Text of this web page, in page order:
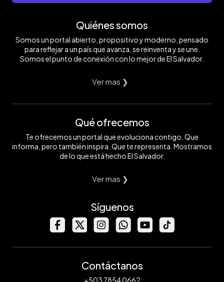
Quiénes somos
Somos un portal abierto, propositivo y moderno, pensado
para reflejar a un país que avanza, se reinventa y se une.
Somos el punto de conexión con lo mejor de El Salvador.
Ver mas ❯
Qué ofrecemos
Te ofrecemos un portal que evoluciona contigo. Que
informa, pero también inspira. Que te representa. Mostramos
de lo que está hecho El Salvador.
Ver mas ❯
Síguenos
Contáctanos
+503 7854 0662